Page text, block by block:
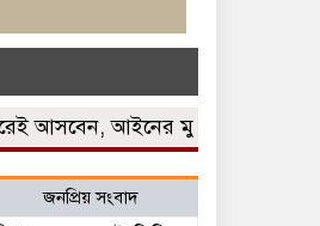
আইনের মুখোমুখি হবেন’
জনপ্রিয় সংবাদ